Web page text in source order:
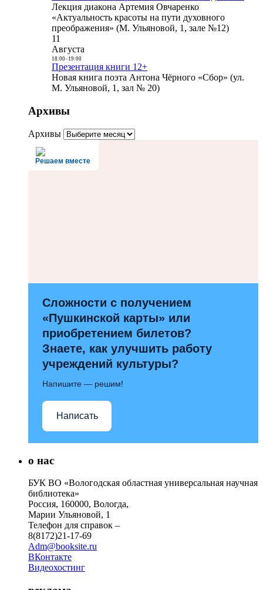
Лекция диакона Артемия Овчаренко
«Актуальность красоты на пути духовного
преображения» (М. Ульяновой, 1, зале №12)
11
Августа
18:00- 19:00
Презентация книги 12+
Новая книга поэта Антона Чёрного «Сбор» (ул.
М. Ульяновой, 1, зал № 20)
Архивы
Архивы
Решаем вместе
Сложности с получением
«Пушкинской карты» или
приобретением билетов?
Знаете, как улучшить работу
учреждений культуры?
Напишите — решим!
Написать
о нас
БУК ВО «Вологодская областная универсальная научная
библиотека»
Россия, 160000, Вологда,
Марии Ульяновой, 1
Телефон для справок –
8(8172)21-17-69
Adm@booksite.ru
ВКонтакте
Видеохостинг